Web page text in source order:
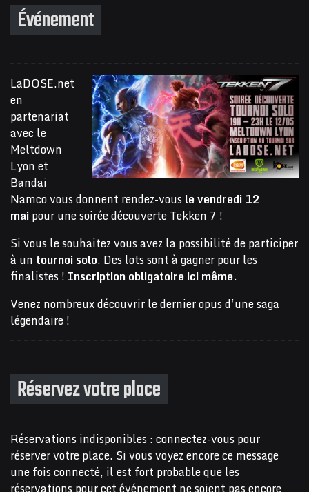
Événement
LaDOSE.net
en
partenariat
avec le
Meltdown
Lyon et
Bandai
Namco vous donnent rendez-vousle vendredi 12
maipour une soirée découverte Tekken 7 !
Si vous le souhaitez vous avez la possibilité de participer
à un tournoi solo. Des lots sont à gagner pour les
finalistes ! Inscription obligatoire ici même.
Venez nombreux découvrir le dernier opus d’une saga
légendaire !
Réservez votre place
Réservations indisponibles : connectez-vous pour
réserver votre place. Si vous voyez encore ce message
une fois connecté, il est fort probable que les